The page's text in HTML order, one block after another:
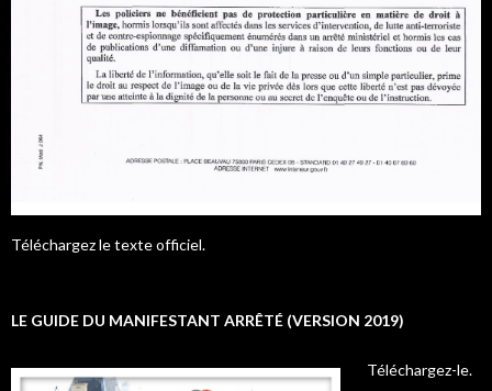
Téléchargez le texte officiel.
LE GUIDE DU MANIFESTANT ARRÊTÉ (VERSION 2019)
Téléchargez-le.